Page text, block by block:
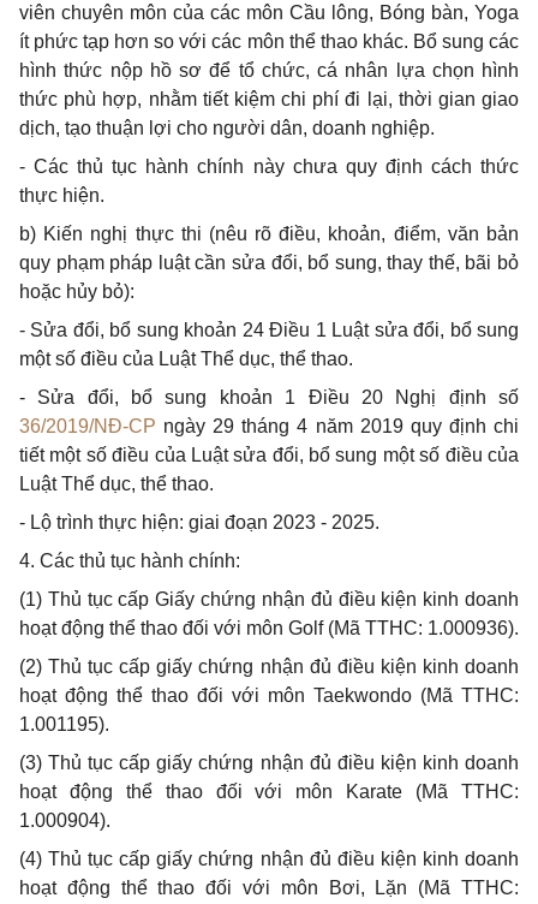
viên chuyên môn của các môn Cầu lông, Bóng bàn, Yoga
ít phức tạp hơn so với các môn thể thao khác. Bổ sung các
hình thức nộp hồ sơ để tổ chức, cá nhân lựa chọn hình
thức phù hợp, nhằm tiết kiệm chi phí đi lại, thời gian giao
dịch, tạo thuận lợi cho người dân, doanh nghiệp.
-Các thủ tục hành chính này chưa quy định cách thức
thực hiện.
b) Kiến nghị thực thi (nêu rõ điều, khoản, điểm, văn bản
quy phạm pháp luật cần sửa đổi, bổ sung, thay thế, bãi bỏ
hoặc hủy bỏ):
- Sửa đổi, bổ sung khoản 24 Điều 1 Luật sửađổi, bổ sung
một số điều của Luật Thể dục, thể thao.
- Sửa đổi, bổ sung khoản 1 Điều 20 Nghị định số
36/2019/NĐ-CP ngày 29 tháng 4 năm 2019 quy định chi
tiết một số điều của Luật sửa đổi, bổ sung một số điều của
Luật Thể dục, thể thao.
- Lộ trình thực hiện: giai đoạn 2023 - 2025.
4. Các thủ tục hành chính:
(1) Thủ tục cấp Giấy chứng nhận đủ điều kiện kinh doanh
hoạt động thể thao đối với môn Golf (Mã TTHC: 1.000936).
(2)Thủ tục cấp giấy chứng nhận đủ điều kiện kinh doanh
hoạt động thể thao đối với môn Taekwondo (Mã TTHC:
1.001195).
(3) Thủ tục cấp giấy chứng nhận đủ điều kiện kinh doanh
hoạt động thể thao đối với môn Karate (Mã TTHC:
1.000904).
(4)Thủ tục cấp giấy chứng nhận đủ điều kiện kinh doanh
hoạt động thể thao đối với môn Bơi, Lặn (Mã TTHC: